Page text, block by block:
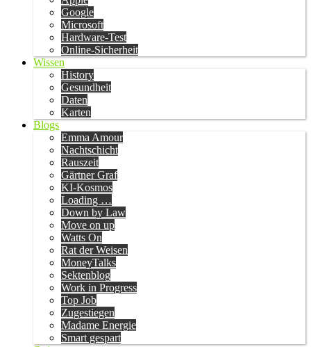
Google
Microsoft
Hardware-Test
Online-Sicherheit
Wissen
History
Gesundheit
Daten
Karten
Blogs
Emma Amour
Nachtschicht
Rauszeit
Gärtner Graf
KI-Kosmos
Loading …
Down by Law
Move on up
Watts On
Rat der Weisen
MoneyTalks
Sektenblog
Work in Progress
Top Job
Zugestiegen
Madame Energie
Smart gespart